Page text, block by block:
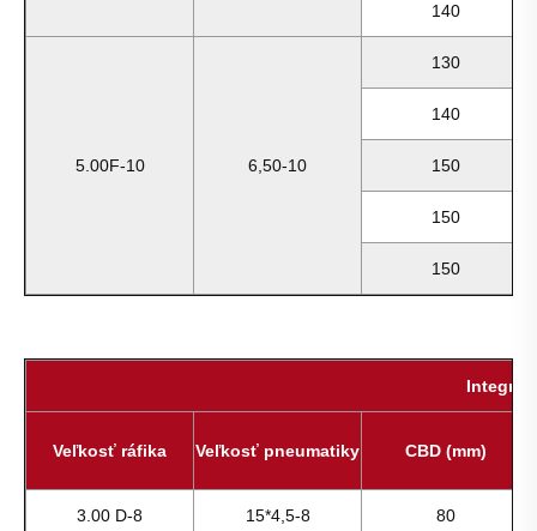
140
5.00F-10 6,50-10
130
140
150
150
150
Veľkosť ráfika Veľkosť pneumatiky CBD (mm)
3.00 D-8 15*4,5-8 80